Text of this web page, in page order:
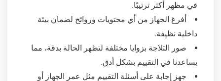
في مظهر أكثر ترتيبًا.
أفرغ الجهاز من أي محتويات وروائح لضمان بيئة
داخلية نظيفة.
صور الثلاجة بزوايا مختلفة لتظهر الحالة بدقة، مما
يساعدنا في التقييم بشكل أدق.
جهز إجابة على أسئلة التقييم مثل عمر الجهاز أو